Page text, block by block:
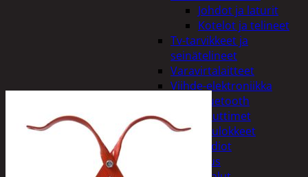
Johdot ja laturit
Kotelot ja telineet
Tv-tarvikkeet ja
seinätelineet
Varavirtalaitteet
Viihde-elektroniikka
Bluetooth
kaiuttimet
Kuulokkeet
Radiot
Koti ja sisustus